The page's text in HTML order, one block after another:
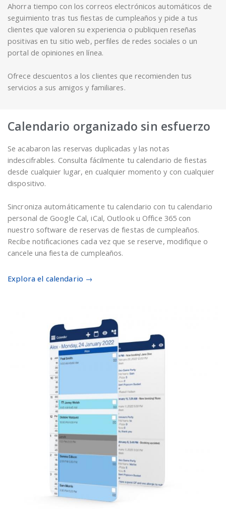
Ahorra tiempo con los correos electrónicos automáticos de
seguimiento tras tus fiestas de cumpleaños y pide a tus
clientes que valoren su experiencia o publiquen reseñas
positivas en tu sitio web, perfiles de redes sociales o un
portal de opiniones en línea.
Ofrece descuentos a los clientes que recomienden tus
servicios a sus amigos y familiares.
Calendario organizado sin esfuerzo
Se acabaron las reservas duplicadas y las notas
indescifrables. Consulta fácilmente tu calendario de fiestas
desde cualquier lugar, en cualquier momento y con cualquier
dispositivo.
Sincroniza automáticamente tu calendario con tu calendario
personal de Google Cal, iCal, Outlook u Office 365 con
nuestro software de reservas de fiestas de cumpleaños.
Recibe notificaciones cada vez que se reserve, modifique o
cancele una fiesta de cumpleaños.
Explora el calendario →